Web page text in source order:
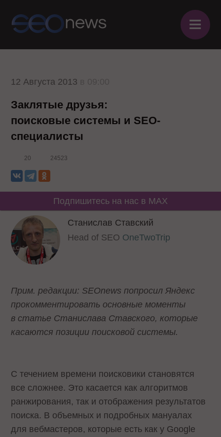
≡
12 Августа 2013
Заклятые друзья:
поисковые системы и SEO-
специалисты
20 24523
Подпишитесь на нас в MAX
Станислав Ставский
Head of SEO OneTwoTrip
Прим. редакции: SEOnews попросил Яндекс
прокомментировать основные моменты
в статье Станислава Ставского, которые
касаются позиции поисковой системы.
С течением времени поисковики становятся
все сложнее. Это касается как алгоритмов
ранжирования, так и отображения результатов
поиска. В объемных и подробных мануалах
для вебмастеров, которые есть как у Google